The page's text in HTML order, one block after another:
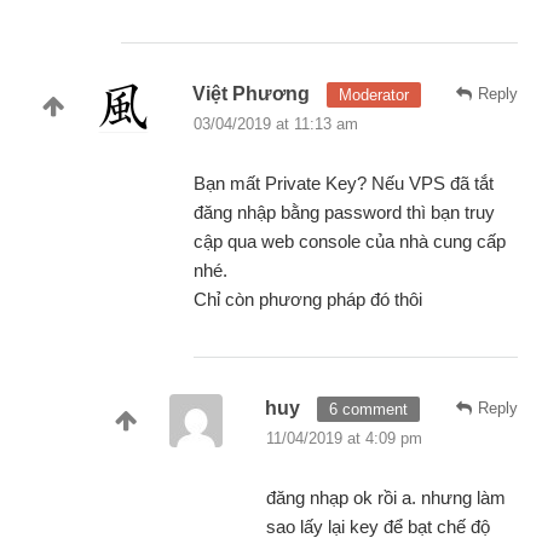
Reply
Việt Phương
Moderator
03/04/2019 at 11:13 am
Bạn mất Private Key? Nếu VPS đã tắt
đăng nhập bằng password thì bạn truy
cập qua web console của nhà cung cấp
nhé.
Chỉ còn phương pháp đó thôi
Reply
huy
6 comment
11/04/2019 at 4:09 pm
đăng nhạp ok rồi a. nhưng làm
sao lấy lại key để bạt chế độ